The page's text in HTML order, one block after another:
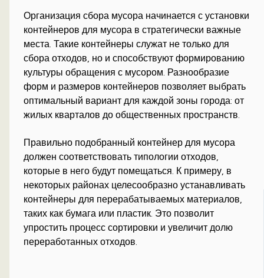
Организация сбора мусора начинается с установки
контейнеров для мусора в стратегически важные
места. Такие контейнеры служат не только для
сбора отходов, но и способствуют формированию
культуры обращения с мусором. Разнообразие
форм и размеров контейнеров позволяет выбрать
оптимальный вариант для каждой зоны города: от
жилых кварталов до общественных пространств.
Правильно подобранный контейнер для мусора
должен соответствовать типологии отходов,
которые в него будут помещаться. К примеру, в
некоторых районах целесообразно устанавливать
контейнеры для перерабатываемых материалов,
таких как бумага или пластик. Это позволит
упростить процесс сортировки и увеличит долю
переработанных отходов.